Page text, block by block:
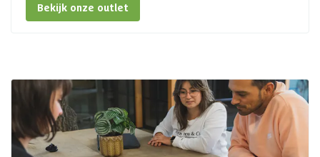
Bekijk onze outlet